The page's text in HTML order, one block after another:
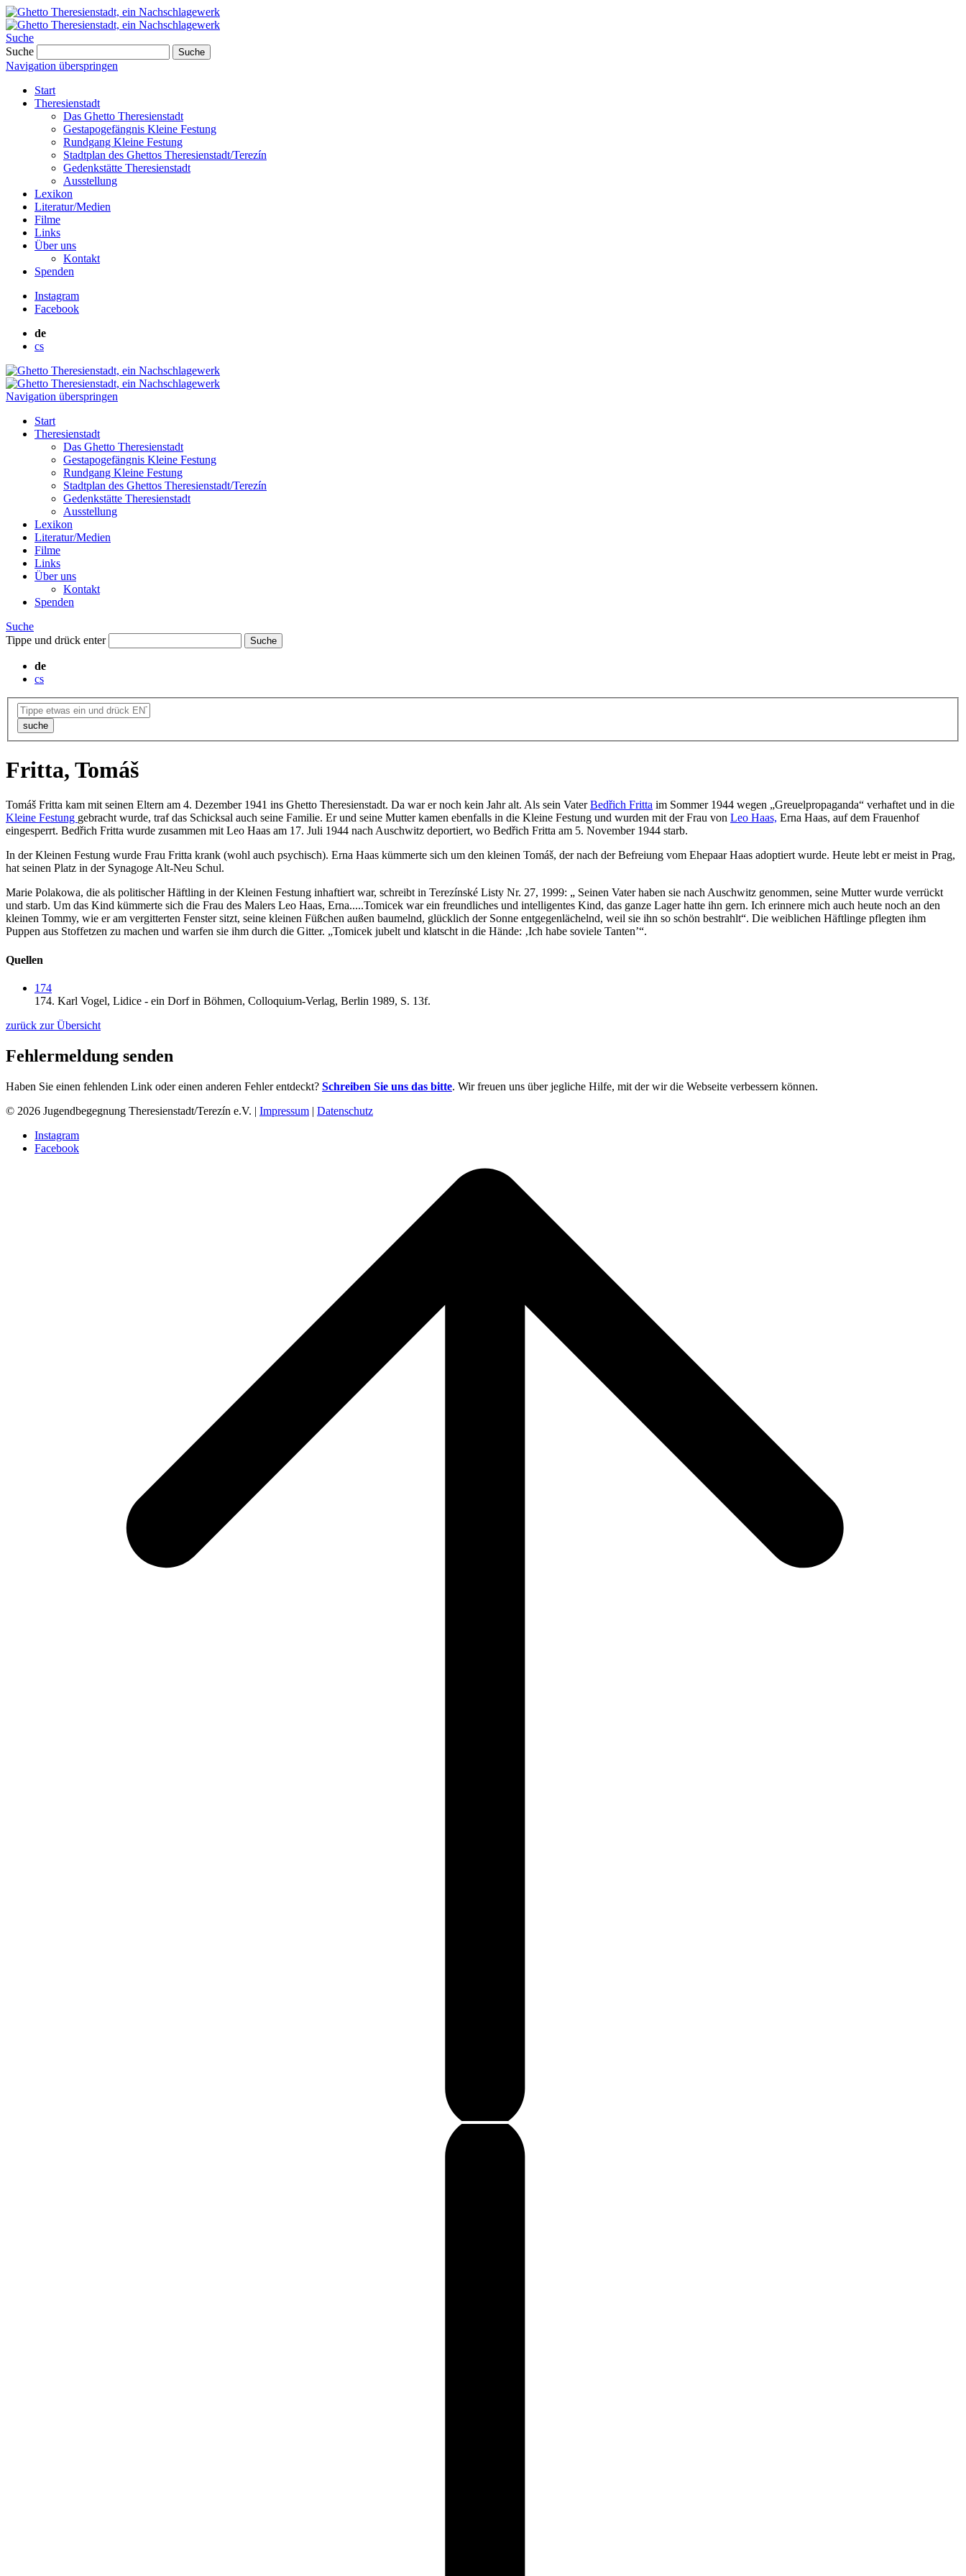
Suche
Suche
Suche
Navigation überspringen
Start
Theresienstadt
Das Ghetto Theresienstadt
Gestapogefängnis Kleine Festung
Rundgang Kleine Festung
Stadtplan des Ghettos Theresienstadt/Terezín
Gedenkstätte Theresienstadt
Ausstellung
Lexikon
Literatur/Medien
Filme
Links
Über uns
Kontakt
Spenden
Instagram
Facebook
de
cs
Navigation überspringen
Start
Theresienstadt
Das Ghetto Theresienstadt
Gestapogefängnis Kleine Festung
Rundgang Kleine Festung
Stadtplan des Ghettos Theresienstadt/Terezín
Gedenkstätte Theresienstadt
Ausstellung
Lexikon
Literatur/Medien
Filme
Links
Über uns
Kontakt
Spenden
Suche
Tippe und drück enter
Suche
de
cs
suche
Fritta, Tomáš
Tomáš Fritta kam mit seinen Eltern am 4. Dezember 1941 ins Ghetto Theresienstadt. Da war er noch kein Jahr alt. Als sein VaterBedřich Fritta im Sommer 1944 wegen „Greuelpropaganda“ verhaftet und in die
Kleine Festung gebracht wurde, traf das Schicksal auch seine Familie. Er und seine Mutter kamen ebenfalls in die Kleine Festung und wurden mit der Frau von Leo Haas, Erna Haas, auf dem Frauenhof
eingesperrt. Bedřich Fritta wurde zusammen mit Leo Haas am 17. Juli 1944 nach Auschwitz deportiert, wo Bedřich Fritta am 5. November 1944 starb.
In der Kleinen Festung wurde Frau Fritta krank (wohl auch psychisch). Erna Haas kümmerte sich um den kleinen Tomáš, der nach der Befreiung vom Ehepaar Haas adoptiert wurde. Heute lebt er meist in Prag,
hat seinen Platz in der Synagoge Alt-Neu Schul.
Marie Polakowa, die als politischer Häftling in der Kleinen Festung inhaftiert war, schreibt in Terezínské Listy Nr. 27, 1999: „ Seinen Vater haben sie nach Auschwitz genommen, seine Mutter wurde verrückt
und starb. Um das Kind kümmerte sich die Frau des Malers Leo Haas, Erna.....Tomicek war ein freundliches und intelligentes Kind, das ganze Lager hatte ihn gern. Ich erinnere mich auch heute noch an den
kleinen Tommy, wie er am vergitterten Fenster sitzt, seine kleinen Füßchen außen baumelnd, glücklich der Sonne entgegenlächelnd, weil sie ihn so schön bestrahlt“. Die weiblichen Häftlinge pflegten ihm
Puppen aus Stoffetzen zu machen und warfen sie ihm durch die Gitter. „Tomicek jubelt und klatscht in die Hände: ‚Ich habe soviele Tanten’“.
Quellen
174
174. Karl Vogel, Lidice - ein Dorf in Böhmen, Colloquium-Verlag, Berlin 1989, S. 13f.
zurück zur Übersicht
Fehlermeldung senden
Haben Sie einen fehlenden Link oder einen anderen Fehler entdeckt? Schreiben Sie uns das bitte. Wir freuen uns über jegliche Hilfe, mit der wir die Webseite verbessern können.
© 2026 Jugendbegegnung Theresienstadt/Terezín e.V. | Impressum | Datenschutz
Instagram
Facebook